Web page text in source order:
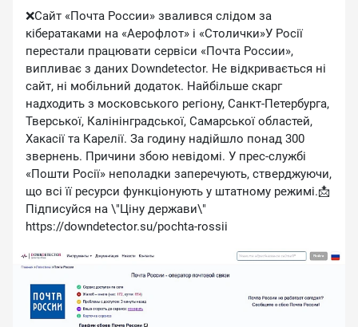
❌Сайт «Почта России» звалився слідом за
кібератаками на «Аерофлот» і «Столички»У Росії
перестали працювати сервіси «Почта России»,
випливає з даних Downdetector. Не відкривається ні
сайт, ні мобільний додаток. Найбільше скарг
надходить з московського регіону, Санкт-Петербурга,
Тверської, Калінінградської, Самарської областей,
Хакасії та Карелії. За годину надійшло понад 300
звернень. Причини збою невідомі. У прес-службі
«Пошти Росії» неполадки заперечують, стверджуючи,
що всі її ресурси функціонують у штатному режимі.📩
Підписуйся на \"Ціну держави\"
https://downdetector.su/pochta-rossii